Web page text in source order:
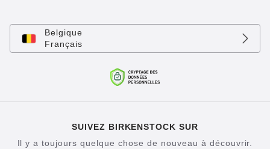
Belgique
Français
SUIVEZ BIRKENSTOCK SUR
Il y a toujours quelque chose de nouveau à découvrir.